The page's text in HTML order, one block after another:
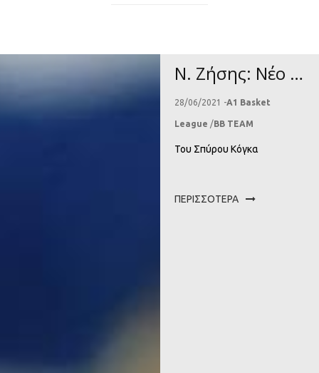
Ν. Ζήσης: Νέο «αντίο» στο ελληνικό μπάσκετ
28/06/2021 -A1 Basket
League /BB TEAM
Του Σπύρου Κόγκα
ΠΕΡΙΣΣΟΤΕΡΑ